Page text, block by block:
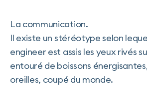
La communication.
Il existe un stéréotype selon
engineer est assis les yeux rivés
entouré de boissons
oreilles, coupé du monde.